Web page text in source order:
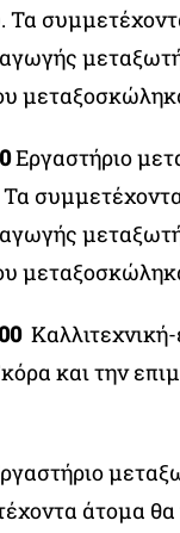
Τα
Εργαστήριο
Καλλιτεχνική-
και την
άτομα